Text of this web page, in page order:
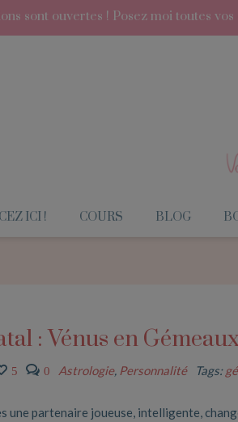
sont ouvertes ! Posez moi toutes
ICI ! COURS BLOG
: Vénus en
5 0 Astrologie, Personnalité Tags:
une partenaire joueuse, intelligente,